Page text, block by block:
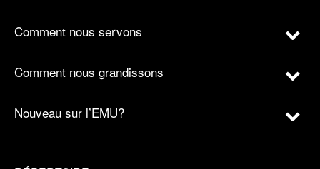
Comment nous servons
Comment nous grandissons
Nouveau sur l’EMU?